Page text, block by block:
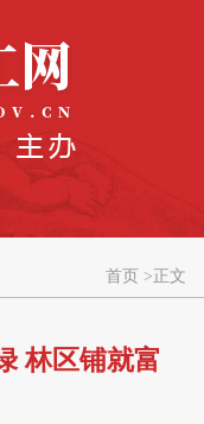
首页 > 正文
林区铺就富